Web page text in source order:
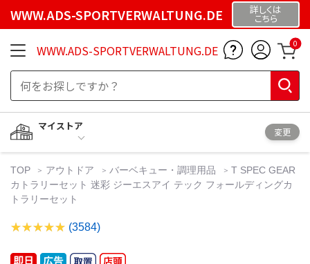
WWW.ADS-SPORTVERWALTUNG.DE 詳しくは
こちら
WWW.ADS-SPORTVERWALTUNG.DE 0
マイストア
変更
TOP アウトドア バーベキュー・調理用品
T SPEC GEAR
カトラリーセット 迷彩 ジーエスアイ テック フォールディングカ
トラリーセット
(3584)